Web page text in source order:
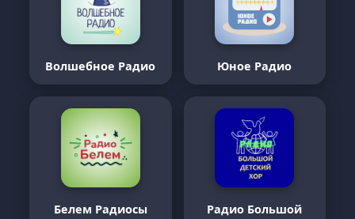
Волшебное Радио Юное Радио
Белем Радиосы
Радио Большой